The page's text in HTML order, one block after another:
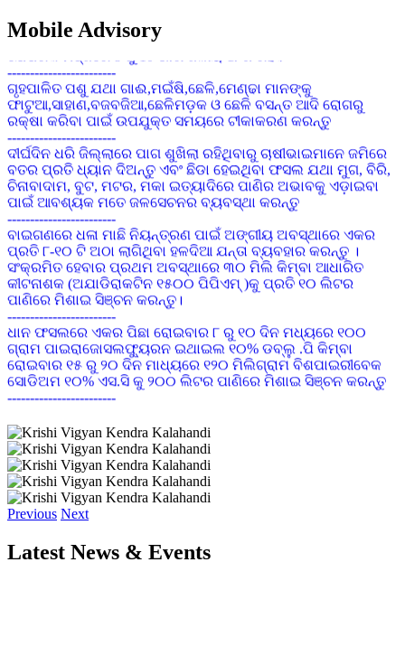
Mobile Advisory
ଦିଅନ୍ତୁ ଏବଂ ଅମଳ ପରେ ମଞ୍ଜିକୁ ଖରାରେ ଭଲ ଭାବରେ ଶୁଖାନ୍ତୁ
ଯେପରିକି ମଞ୍ଜିରେ 8 ରୁ 10 ଭାଗ ଜଳୀୟ ଅଂଶ ରହିବ
ଗୃହପାଳିତ ପଶୁ ଯଥା ଗାଈ,ମଇଁଷି,ଛେଳି,ମେଣ୍ଢା ମାନଙ୍କୁ
ଫାଟୁଆ,ସାହାଣ,ବଜବଜିଆ,ଛେଳିମଡ଼କ ଓ ଛେଳି ବସନ୍ତ ଆଦି ରୋଗରୁ
ରକ୍ଷା କରିବା ପାଇଁ ଉପଯୁକ୍ତ ସମୟରେ ଟୀକାକରଣ କରନ୍ତୁ
------------------------
ଦୀର୍ଘଦିନ ଧରି ଜିଲ୍ଲାରେ ପାଗ ଶୁଖିଲା ରହିଥିବାରୁ ଚାଷୀଭାଇମାନେ ଜମିରେ
ବତର ପ୍ରତି ଧ୍ୟାନ ଦିଅନ୍ତୁ ଏବଂ ଛିଡା ହେଇଥିବା ଫସଲ ଯଥା ମୁଗ, ବିରି,
ଚିନାବାଦାମ, ବୁଟ, ମଟର, ମକା ଇତ୍ୟାଦିରେ ପାଣିର ଅଭାବକୁ ଏଡ଼ାଇବା
ପାଇଁ ଆବଶ୍ୟକ ମତେ ଜଳସେଚନର ବ୍ୟବସ୍ଥା କରନ୍ତୁ
------------------------
ବାଇଗଣରେ ଧଳା ମାଛି ନିୟନ୍ତ୍ରଣ ପାଇଁ ଅଙ୍ଗୀୟ ଅବସ୍ଥାରେ ଏକର
ପ୍ରତି ୮-୧୦ ଟି ଅଠା ଲାଗିଥିବା ହଳଦିଆ ଯନ୍ତା ବ୍ୟବହାର କରନ୍ତୁ ।
ସଂକ୍ରମିତ ହେବାର ପ୍ରଥମ ଅବସ୍ଥାରେ ୩୦ ମିଲି କିମ୍ବା ଆଧାରିତ
କୀଟନାଶକ (ଅଯାଡିରାକଟିନ ୧୫୦୦ ପିପିଏମ୍ )କୁ ପ୍ରତି ୧୦ ଲିଟର
ପାଣିରେ ମିଶାଇ ସିଞ୍ଚନ କରନ୍ତୁ।
------------------------
ଧାନ ଫସଲରେ ଏକର ପିଛା ରୋଇବାର ୮ ରୁ ୧୦ ଦିନ ମଧ୍ୟରେ ୧୦୦
ଗ୍ରାମ ପାଇରାଜୋସଲଫ୍ୟୁରନ ଇଥାଇଲ ୧୦% ଡବ୍ଲୁ .ପି କିମ୍ବା
ରୋଇବାର ୧୫ ରୁ ୨୦ ଦିନ ମାଧ୍ୟରେ ୧୨୦ ମିଲିଗ୍ରାମ ବିଶପାଇରୀବେକ
ସୋଡିଅମ ୧୦% ଏସ.ସି କୁ ୨୦୦ ଲିଟର ପାଣିରେ ମିଶାଇ ସିଞ୍ଚନ କରନ୍ତୁ
------------------------
ଛଟା ବୁଣା ଧନରେ ପ୍ରଥମ କିସ୍ତି ସାର ହିସାବରେ ଏକର ପିଛା ୨୪ କି.ଗ୍ରା
ରୁଆ ଧାନ କ୍ଷେତ୍ରରେ ଶେଷ ଥର କାଦୁଅ କରିବା ସମୟରେ ମୂଳ ସାର
ଭାବେ ଏକର ପିଛା ଡି.ଏ.ପି ୪୪ କି.ଗ୍ରା ଓ ୨୨ କି.ଗ୍ରା. ଏମ.ଓ.ପି ସାର
ପ୍ରୟୋଗ କରନ୍ତୁ ଏବଂ ରୋଇବାର ୨୦ ରୁ ୨୫ ଦିନ ମଧ୍ୟରେ ୩୫ କି.ଗ୍ରା.
ୟୁରିଆ ସାରକୁ ପ୍ରଥମ କିସ୍ତି ସାର ହିସାବରେ ପ୍ରୟୋଗ କରନ୍ତୁ ।
------------------------
ଡାଲିଜାତୀୟ ଫସଲରେ ପତ୍ର ହଳଦିଆ ରୋଗ(YMV)ଦେଖାଦେଲେ
IMIDACLOPRID ୧୭.୮ SL କୁ ୦.୩ ମି.ଲି ପ୍ରତି ୧ ଲିଟର ପାଣିରେ
ମିଶାଇ ସିଞ୍ଚନ କରନ୍ତୁ
------------------------
Previous Next
Latest News & Events